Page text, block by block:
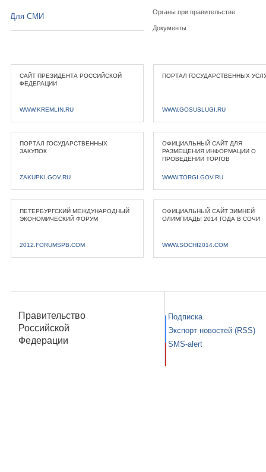
Органы при правительстве
Документы
Для СМИ
САЙТ ПРЕЗИДЕНТА РОССИЙСКОЙ
ФЕДЕРАЦИИ
WWW.KREMLIN.RU
ПОРТАЛ ГОСУДАРСТВЕННЫХ
WWW.GOSUSLUGI.RU
ПОРТАЛ ГОСУДАРСТВЕННЫХ
ЗАКУПОК
ZAKUPKI.GOV.RU
ОФИЦИАЛЬНЫЙ САЙТ ДЛЯ
РАЗМЕЩЕНИЯ ИНФОРМАЦИИ О
ПРОВЕДЕНИИ ТОРГОВ
WWW.TORGI.GOV.RU
ПЕТЕРБУРГСКИЙ МЕЖДУНАРОДНЫЙ
ЭКОНОМИЧЕСКИЙ ФОРУМ
2012.FORUMSPB.COM
ОФИЦИАЛЬНЫЙ САЙТ ЗИМНЕЙ
ОЛИМПИАДЫ 2014 ГОДА В СОЧИ
WWW.SOCHI2014.COM
Правительство
Российской
Федерации
Подписка
Экспорт новостей (RSS)
SMS-alert